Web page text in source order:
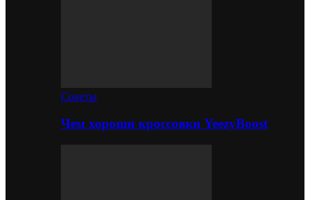
Советы
Чем хороши кроссовки YeezyBoost